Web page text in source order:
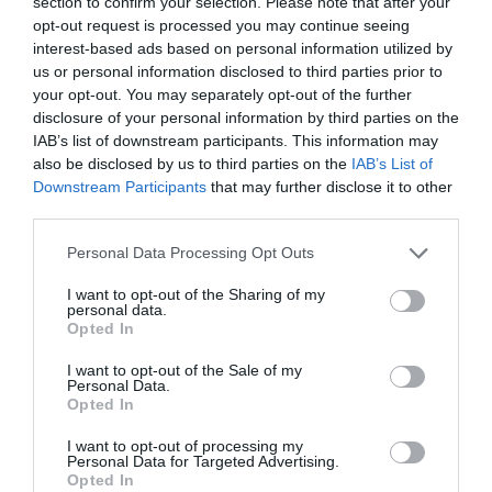
opt-out request is processed you may continue seeing
interest-based ads based on personal information utilized by
us or personal information disclosed to third parties prior to
your opt-out. You may separately opt-out of the further
disclosure of your personal information by third parties on the
IAB’s list of downstream participants. This information may
also be disclosed by us to third parties on the IAB’s List of
Downstream Participants that may further disclose it to other
Please note that this website/app uses one or more Google
not limited to your visit or usage behaviour. You may click to
grant or deny consent to Google and its third-party tags to
use your data for below specified purposes in below Google
consent section.
Personal Data Processing Opt Outs
I want to opt-out of the Sharing of my
personal data.
Opted In
I want to opt-out of the Sale of my
Personal Data.
Opted In
I want to opt-out of processing my
Personal Data for Targeted Advertising.
Opted In
Χώρα – 1840
μόλις περάσει τα Δαρδανέλια… Πλησιάζοντας το
κεντρικό Αιγαίο, η έμπνευση επανέρχεται: «Και να!
Πρώτα η γλυκειά Άνδρος, το νησί των ωραίων γυναικών
που διατηρούν όλη την αγνότητα των αρχαίων